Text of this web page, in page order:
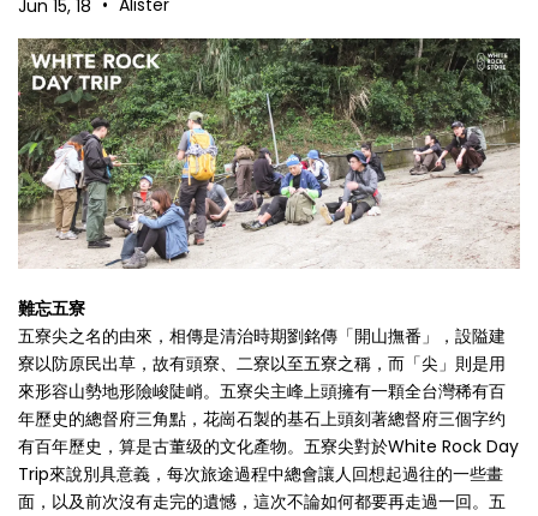
Jun 15, 18 • Alister
難忘五寮
五寮尖之名的由來，相傳是清治時期劉銘傳「開山撫番」，設隘建
寮以防原民出草，故有頭寮、二寮以至五寮之稱，而「尖」則是用
來形容山勢地形險峻陡峭。五寮尖主峰上頭擁有一顆全台灣稀有百
年歷史的總督府三角點，花崗石製的基石上頭刻著總督府三個字约
有百年歷史，算是古董级的文化產物。五寮尖對於White Rock Day
Trip來說別具意義，每次旅途過程中總會讓人回想起過往的一些畫
面，以及前次沒有走完的遺憾，這次不論如何都要再走過一回。五